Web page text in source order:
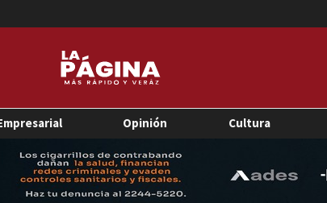
Opinión Cultura